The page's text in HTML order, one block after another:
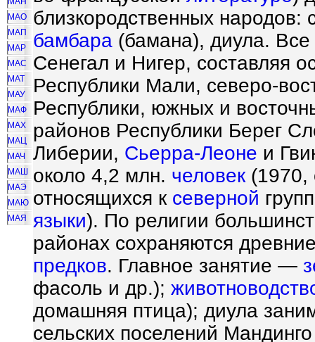
МАО
МАП
МАР
МАС
МАТ
МАУ
МАФ
МАХ
МАЦ
МАЧ
МАШ
МАЭ
МАЮ
МАЯ
близкородственных
бамбара (бамана), диула.
Сенегал и Нигер, составляя
Республики Мали, северо-
Республики, южных и
районов Республики Берег
Либерии, Сьерра-Леоне и
около 4,2 млн. человек (1970,
относящихся к северной
языки). По религии
районах сохраняются
предков. Главное занятие —
фасоль и др.);
домашняя птица); диула
сельских поселений